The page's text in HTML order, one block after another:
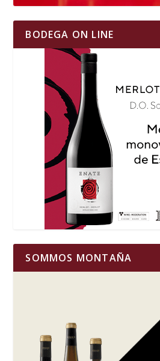
BODEGA ON LINE
SOMMOS MONTAÑA